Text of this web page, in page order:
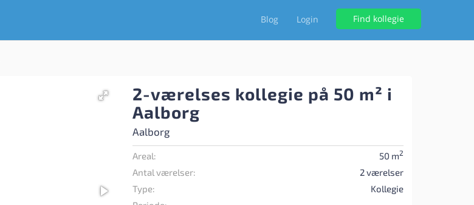
Blog Login Find kollegie
2-værelses kollegie på 50 m² i
Aalborg
Aalborg
Areal: 50 m2
Antal værelser:
2 værelser
Type:
Kollegie